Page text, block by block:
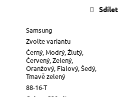
Samsung
Zvolte variantu
Černý, Modrý, Žlutý,
Červený, Zelený,
Oranžový, Fialový, Šedý,
Tmavě zelený
88-16-T
Sdílet